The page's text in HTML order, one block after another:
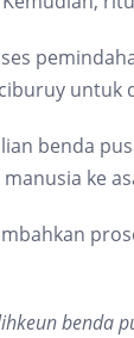
untuk
benda
ke
benda